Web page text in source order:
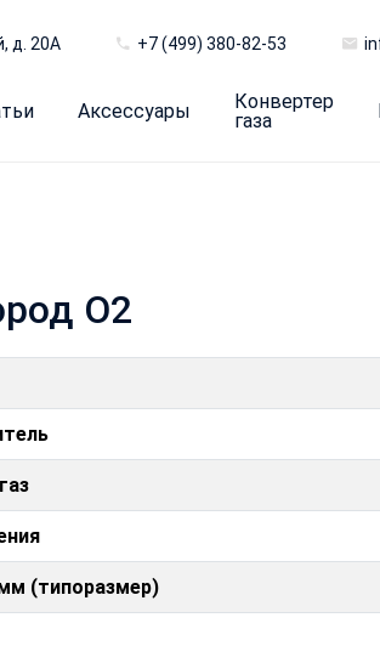
д. 20А +7 (499) 380-82-53
Аксессуары
Конвертер
газа
O2
(типоразмер)